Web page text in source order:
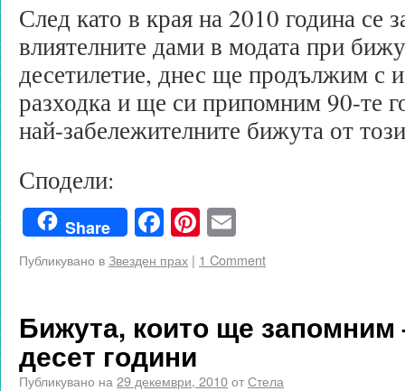
След като в края на 2010 година се
влиятелните дами в модата при
десетилетие, днес ще продължим с
разходка и ще си припомним 90-те
най-забележителните бижута от
Сподели:
Share Facebook
Pinterest
Публикувано вЗвезден прах | 1 Comment
Бижута, които ще запомним
десет години
Публикувано на 29 декември, 2010отСтела